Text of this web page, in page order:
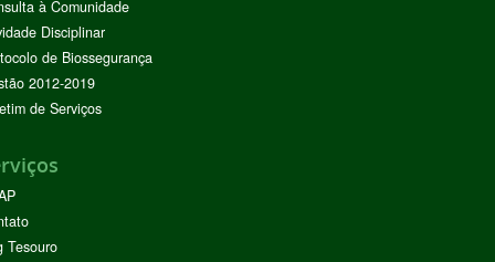
à Comunidade
Disciplinar
de Biossegurança
2012-2019
de Serviços
Tesouro